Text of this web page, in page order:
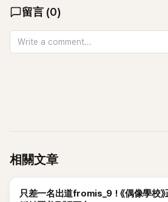
留言 (0)
相關文章
K-POP
只差一名出道fromis_9！《偶像學校